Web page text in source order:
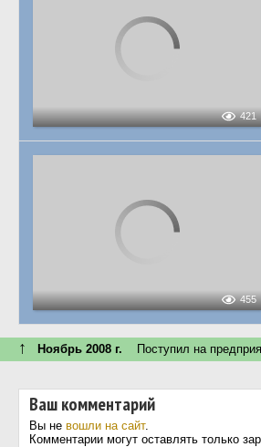
421
455
↑ Ноябрь 2008 г. Поступил на
Ваш комментарий
Вы не вошли на сайт.
Комментарии могут оставлять только